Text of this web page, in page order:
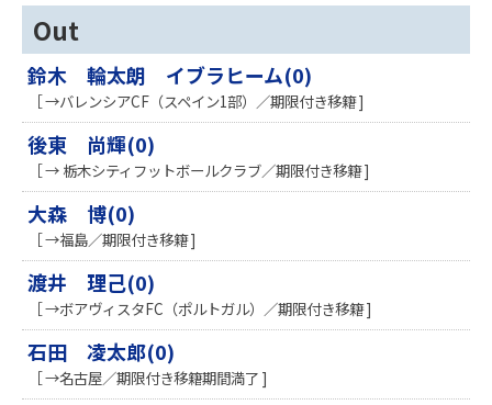
Out
鈴木 輪太朗 イブラヒーム(0)
［ →バレンシアCF（スペイン1部）／期限付き移籍 ]
後東 尚輝(0)
［ → 栃木シティフットボールクラブ／期限付き移籍 ]
大森 博(0)
［ →福島／期限付き移籍 ]
渡井 理己(0)
［ →ボアヴィスタFC（ポルトガル）／期限付き移籍 ]
石田 凌太郎(0)
［ →名古屋／期限付き移籍期間満了 ]